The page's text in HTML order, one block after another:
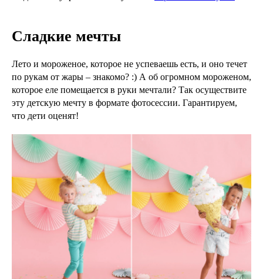
Сладкие мечты
Лето и мороженое, которое не успеваешь есть, и оно течет
по рукам от жары – знакомо? :) А об огромном мороженом,
которое еле помещается в руки мечтали? Так осуществите
эту детскую мечту в формате фотосессии. Гарантируем,
что дети оценят!